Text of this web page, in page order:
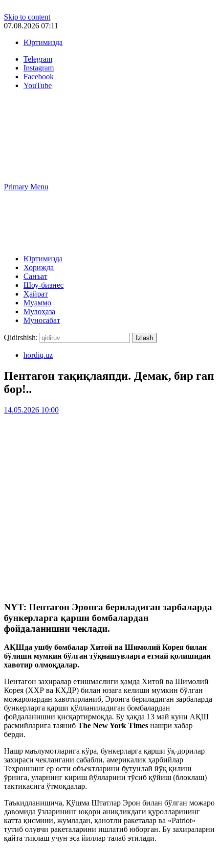
Skip to content
07.08.2026 07:11
Юртимизда
Telegram
Instagram
Facebook
YouTube
Primary Menu
Юртимизда
Хорижда
Санъат
Шоу-бизнес
Ҳайрат
Муаммо
Мулоҳаза
Муносабат
Qidirshish:
hordiq.uz
Пентагон тақиқлаяпди. Демак, бир гап
бор!..
14.05.2026 10:00
NYT: Пентагон Эронга бериладиган зарбаларда
бункерларга қарши бомбалардан
фойдаланишни чеклади.
АҚШда ушбу бомбалар Хитой ва Шимолий Корея билан
бўлиши мумкин бўлган тўқнашувларга етмай қолишидан
хавотир олмоқдалар.
Пентагон захиралар етишмаслиги ҳамда Хитой ва Шимолий
Корея (ХХР ва КХДР) билан юзага келиши мумкин бўлган
можаролардан хавотирланиб, Эронга бериладиган зарбаларда
бункерларга қарши қўлланиладиган бомбалардан
фойдаланишни қисқартирмоқда. Бу ҳақда 13 май куни АҚШ
расмийларига таяниб The New York Times нашри хабар
берди.
Нашр маълумотларига кўра, бункерларга қарши ўқ-дорилар
захираси чеклангани сабабли, америкалик ҳарбийлар
Теҳроннинг ер ости объектларини бутунлай йўқ қилиш
ўрнига, уларнинг кириш йўлларини тўсиб қўйиш (блоклаш)
тактикасига ўтмоқдалар.
Таъкидланишича, Қўшма Штатлар Эрон билан бўлган можаро
давомида ўзларининг юқори аниқликдаги қуролларининг
катта қисмини, жумладан, қанотли ракеталар ва «Patriot»
тутиб олувчи ракеталарини ишлатиб юборган. Бу захираларни
қайта тиклаш учун эса йиллар талаб этилади.